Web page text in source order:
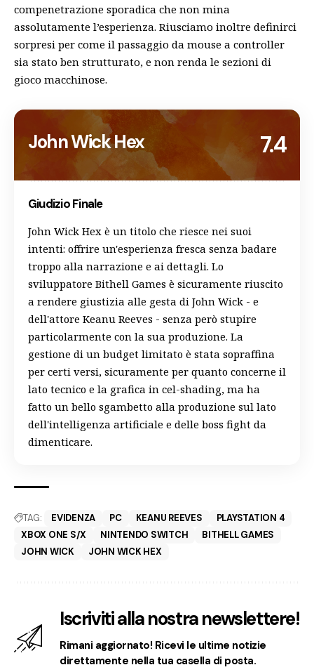
compenetrazione sporadica che non mina
assolutamente l’esperienza. Riusciamo inoltre definirci
sorpresi per come il passaggio da mouse a controller
sia stato ben strutturato, e non renda le sezioni di
gioco macchinose.
John Wick Hex 7.4
Giudizio Finale
John Wick Hex è un titolo che riesce nei suoi
intenti: offrire un'esperienza fresca senza badare
troppo alla narrazione e ai dettagli. Lo
sviluppatore Bithell Games è sicuramente riuscito
a rendere giustizia alle gesta di John Wick - e
dell'attore Keanu Reeves - senza però stupire
particolarmente con la sua produzione. La
gestione di un budget limitato è stata sopraffina
per certi versi, sicuramente per quanto concerne il
lato tecnico e la grafica in cel-shading, ma ha
fatto un bello sgambetto alla produzione sul lato
dell'intelligenza artificiale e delle boss fight da
dimenticare.
TAG: EVIDENZA PC KEANU REEVES
PLAYSTATION 4
XBOX ONE S/X
NINTENDO SWITCH
BITHELL GAMES
JOHN WICK
JOHN WICK HEX
Iscriviti alla nostra newslettere!
Rimani aggiornato! Ricevi le ultime notizie
direttamente nella tua casella di posta.